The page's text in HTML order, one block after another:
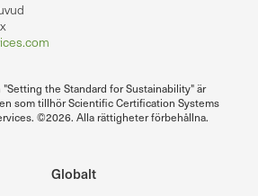
the Standard for Sustainability" är
som tillhör Scientific Certification Systems
©2026. Alla rättigheter förbehållna.
Globalt